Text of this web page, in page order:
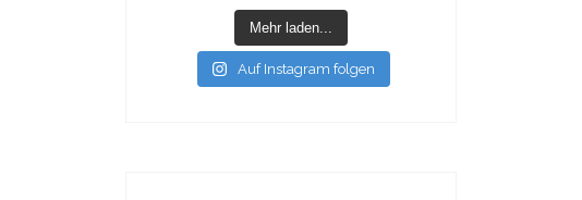
Mehr laden...
Auf Instagram folgen